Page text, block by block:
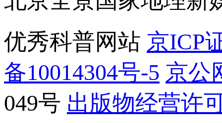
优秀科普网站 京ICP
备10014304号-5 京公
049号 出版物经营许